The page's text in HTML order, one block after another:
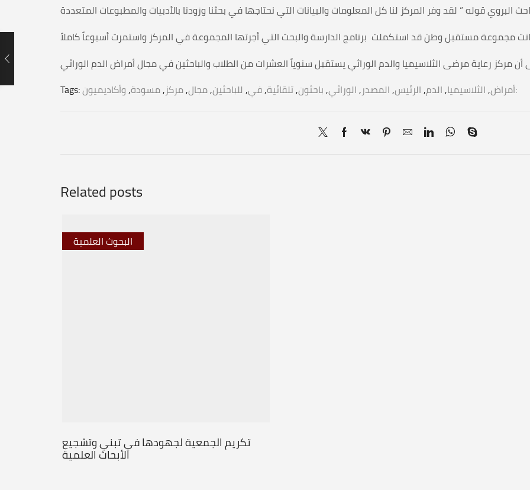
Tags:
أمراض,الثلاسيميا,الدم,الرئيس,المصدر,الوراثي,باحثون,تلقائية,في, للباحثين,مجال,مركز,مسودة, وأكاديميون:
Related posts
البحوث العلمية
تكريم الجمعية لجهودها في تبني وتشجيع
الأبحاث العلمية